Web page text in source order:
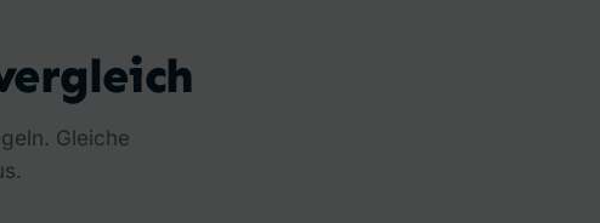
Gleiche